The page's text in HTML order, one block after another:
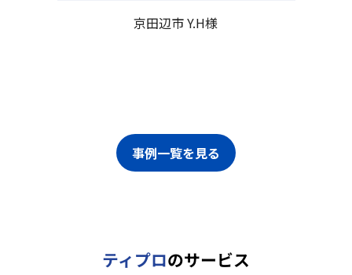
京田辺市 Y.H様
事例一覧を見る
ティプロのサービス